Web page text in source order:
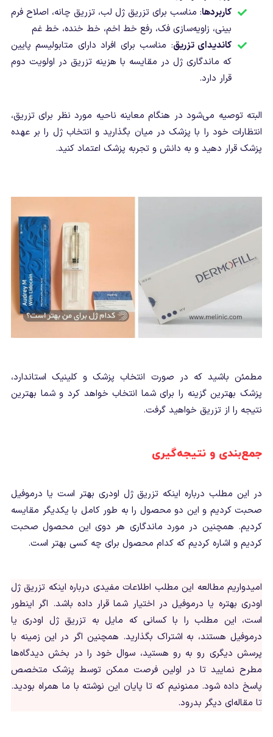
کاربردها: مناسب برای تزریق ژل لب، تزریق چانه، اصلاح فرم
بینی، زاویه‌سازی فک، رفع خط اخم، خط خنده، خط غم
کاندیدای تزریق: مناسب برای افراد دارای متابولیسم پایین
که ماندگاری ژل در مقایسه با هزینه تزریق در اولویت دوم
قرار دارد.
البته توصیه می‌شود در هنگام معاینه ناحیه مورد نظر برای تزریق،
انتظارات خود را با پزشک در میان بگذارید و انتخاب ژل را بر عهده
پزشک قرار دهید و به دانش و تجربه پزشک اعتماد کنید.
مطمئن باشید که در صورت انتخاب پزشک و کلینیک استاندارد،
پزشک بهترین گزینه را برای شما انتخاب خواهد کرد و شما بهترین
نتیجه را از تزریق خواهید گرفت.
جمع‌بندی و نتیجه‌گیری
در این مطلب درباره اینکه تزریق ژل اودری بهتر است یا درموفیل
صحبت کردیم و این دو محصول را به طور کامل با یکدیگر مقایسه
کردیم. همچنین در مورد ماندگاری هر دوی این محصول صحبت
کردیم و اشاره کردیم که کدام محصول برای چه کسی بهتر است.
امیدواریم مطالعه این مطلب اطلاعات مفیدی درباره اینکه تزریق ژل
اودری بهتره یا درموفیل در اختیار شما قرار داده باشد. اگر اینطور
است، این مطلب را با کسانی که مایل به تزریق ژل اودری یا
درموفیل هستند، به اشتراک بگذارید. همچنین اگر در این زمینه با
پرسش دیگری رو به رو هستید، سوال خود را در بخش دیدگاه‌ها
مطرح نمایید تا در اولین فرصت ممکن توسط پزشک متخصص
پاسخ داده شود. ممنونیم که تا پایان این نوشته با ما همراه بودید.
تا مقاله‌ای دیگر بدرود.